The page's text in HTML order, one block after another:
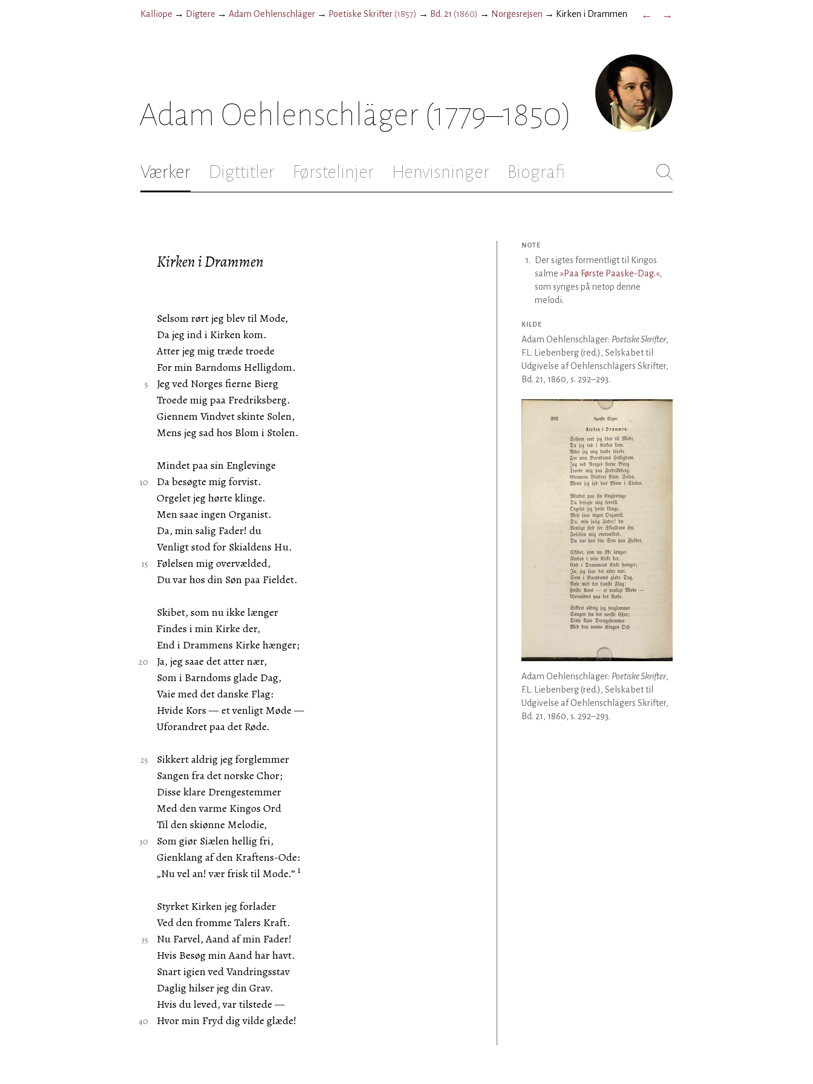
Kalliope → Digtere → Adam Oehlenschläger → Poetiske Skrifter(1857) → Bd. 21 (1860) → Norgesrejsen → Kirken i Drammen ← →
Adam Oehlenschläger (1779–1850)
Værker Digttitler Førstelinjer Henvisninger Biografi
Kirken i Drammen
Selsom rørt jeg blev til Mode,
Da jeg ind i Kirken kom.
Atter jeg mig træde troede
For min Barndoms Helligdom.
Jeg ved Norges fierne Bierg
Troede mig paa Fredriksberg.
Giennem Vindvet skinte Solen,
Mens jeg sad hos Blom i Stolen.
Mindet paa sin Englevinge
Da besøgte mig forvist.
Orgelet jeg hørte klinge.
Men saae ingen Organist.
Da, min salig Fader! du
Venligt stod for Skialdens Hu.
Følelsen mig overvælded,
Du var hos din Søn paa Fieldet.
Skibet, som nu ikke længer
Findes i min Kirke der,
End i Drammens Kirke hænger;
Ja, jeg saae det atter nær,
Som i Barndoms glade Dag,
Vaie med det danske Flag:
Hvide Kors — et venligt Møde —
Uforandret paa det Røde.
Sikkert aldrig jeg forglemmer
Sangen fra det norske Chor;
Disse klare Drengestemmer
Med den varme Kingos Ord
Til den skiønne Melodie,
Som giør Siælen hellig fri,
Gienklang af den Kraftens-Ode:
„Nu vel an! vær frisk til Mode.” 1
Styrket Kirken jeg forlader
Ved den fromme Talers Kraft.
Nu Farvel, Aand af min Fader!
Hvis Besøg min Aand har havt.
Snart igien ved Vandringsstav
Daglig hilser jeg din Grav.
Hvis du leved, var tilstede —
Hvor min Fryd dig vilde glæde!
NOTE
1.
Der sigtes formentligt til Kingos
salme »Paa Første Paaske-Dag.«,
som synges på netop denne
melodi.
KILDE
Adam Oehlenschläger: Poetiske Skrifter,
F.L. Liebenberg (red.), Selskabet til
Udgivelse af Oehlenschlägers Skrifter,
Bd. 21, 1860, s. 292–293.
Adam Oehlenschläger: Poetiske Skrifter,
F.L. Liebenberg (red.), Selskabet til
Udgivelse af Oehlenschlägers Skrifter,
Bd. 21, 1860, s. 292–293.